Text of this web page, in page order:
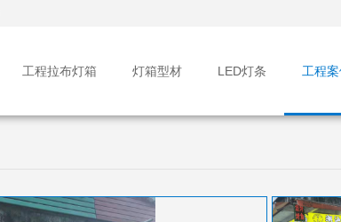
工程拉布灯箱 灯箱型材 LED灯条 工程